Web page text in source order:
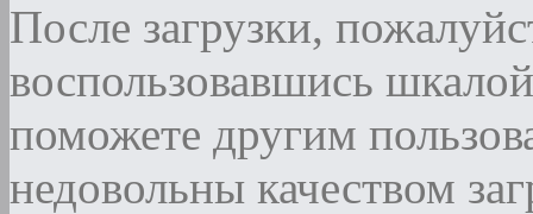
После загрузки,
воспользовавшись
поможете другим
недовольны качеством